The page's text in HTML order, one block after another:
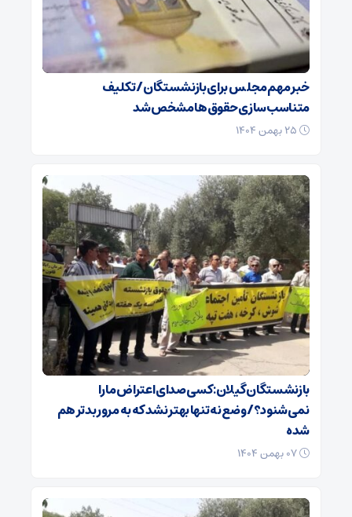
خبر مهم مجلس برای بازنشستگان/ تکلیف
متناسب‌سازی حقوق‌ها مشخص شد
بازنشستگان گیلان: کسی صدای اعتراض ما را
نمی‌شنود؟/ وضع نه تنها بهتر نشد که به مرور بدتر هم
شده